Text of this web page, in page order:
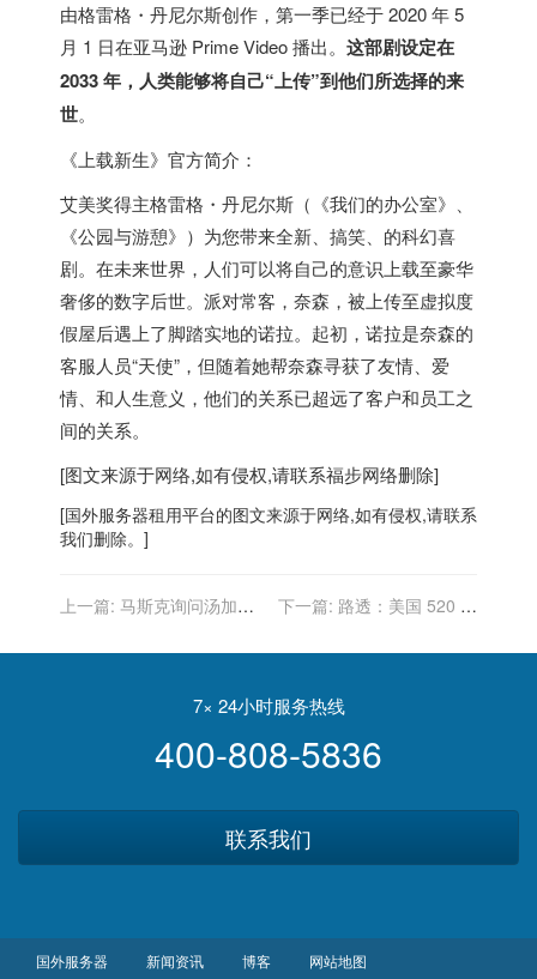
由格雷格・丹尼尔斯创作，第一季已经于 2020 年 5
月 1 日在亚马逊 Prime Video 播出。 这部剧设定在
2033 年，人类能够将自己“上传”到他们所选择的来
世。
《上载新生》官方简介：
艾美奖得主格雷格・丹尼尔斯（《我们的办公室》、
《公园与游憩》）为您带来全新、搞笑、的科幻喜
剧。在未来世界，人们可以将自己的意识上载至豪华
奢侈的数字后世。派对常客，奈森，被上传至虚拟度
假屋后遇上了脚踏实地的诺拉。起初，诺拉是奈森的
客服人员“天使”，但随着她帮奈森寻获了友情、爱
情、和人生意义，他们的关系已超远了客户和员工之
间的关系。
[图文来源于网络,如有侵权,请联系福步网络删除]
[国外服务器租用平台的图文来源于网络,如有侵权,请联系
我们删除。]
上一篇: 马斯克询问汤加网
卫星帮助恢复网络？
下一篇: 路透：美国 520 亿
7× 24小时服务热线
400-808-5836
联系我们
国外服务器 新闻资讯 博客 网站地图